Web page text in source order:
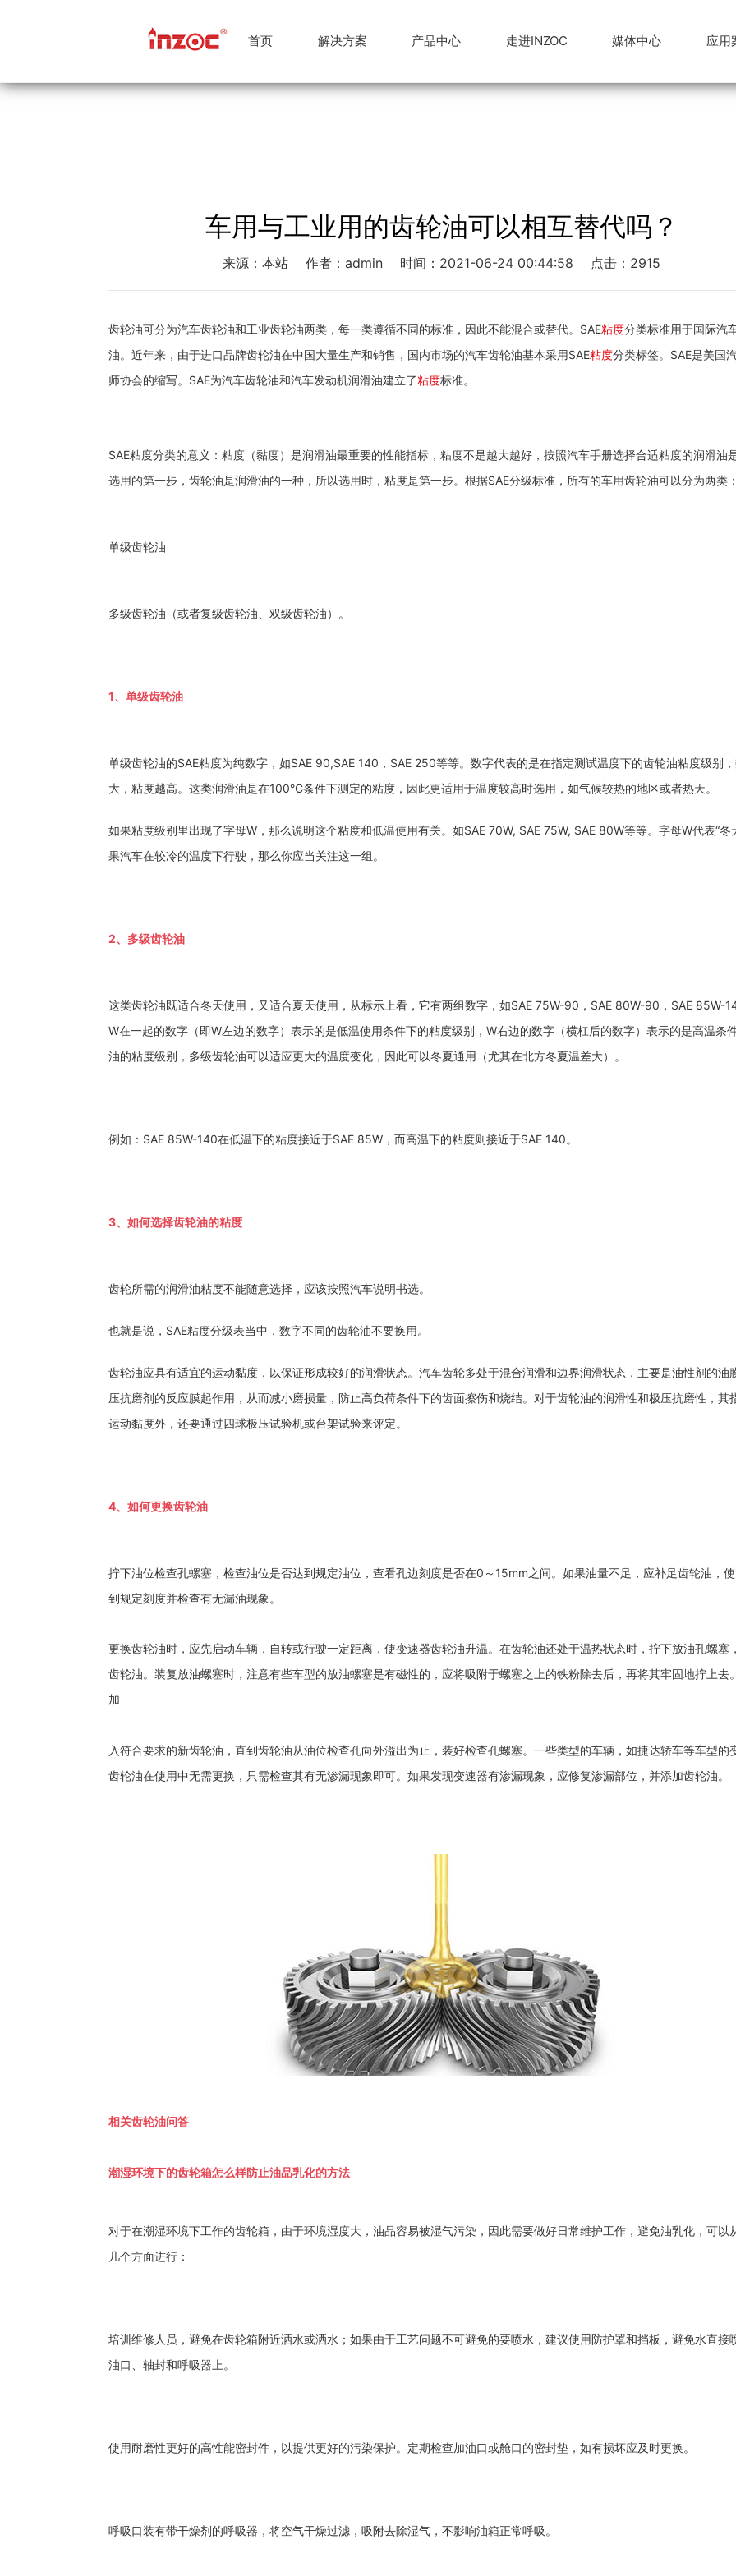
首页 解决方案 产品中心 走进INZOC 媒体中心 应用
车用与工业用的齿轮油可以相互替代吗？
来源：本站 作者：admin 时间：2021-06-24 00:44:58 点击：2915
齿轮油可分为汽车齿轮油和工业齿轮油两类，每一类遵循不同的标准，因此不能混合或替代。SAE粘度分类标准用于国际汽
油。近年来，由于进口品牌齿轮油在中国大量生产和销售，国内市场的汽车齿轮油基本采用SAE粘度分类标签。SAE是美国
师协会的缩写。SAE为汽车齿轮油和汽车发动机润滑油建立了粘度标准。
SAE粘度分类的意义：粘度（黏度）是润滑油最重要的性能指标，粘度不是越大越好，按照汽车手册选择合适粘度的润滑油
选用的第一步，齿轮油是润滑油的一种，所以选用时，粘度是第一步。根据SAE分级标准，所有的车用齿轮油可以分为两类：
单级齿轮油
多级齿轮油（或者复级齿轮油、双级齿轮油）。
1、单级齿轮油
单级齿轮油的SAE粘度为纯数字，如SAE 90,SAE 140，SAE 250等等。数字代表的是在指定测试温度下的齿轮油粘度级别
大，粘度越高。这类润滑油是在100°C条件下测定的粘度，因此更适用于温度较高时选用，如气候较热的地区或者热天。
如果粘度级别里出现了字母W，那么说明这个粘度和低温使用有关。如SAE 70W, SAE 75W, SAE 80W等等。字母W代表“冬
果汽车在较冷的温度下行驶，那么你应当关注这一组。
2、多级齿轮油
这类齿轮油既适合冬天使用，又适合夏天使用，从标示上看，它有两组数字，如SAE 75W-90，SAE 80W-90，SAE 85W-
W在一起的数字（即W左边的数字）表示的是低温使用条件下的粘度级别，W右边的数字（横杠后的数字）表示的是高温条
油的粘度级别，多级齿轮油可以适应更大的温度变化，因此可以冬夏通用（尤其在北方冬夏温差大）。
例如：SAE 85W-140在低温下的粘度接近于SAE 85W，而高温下的粘度则接近于SAE 140。
3、如何选择齿轮油的粘度
齿轮所需的润滑油粘度不能随意选择，应该按照汽车说明书选。
也就是说，SAE粘度分级表当中，数字不同的齿轮油不要换用。
齿轮油应具有适宜的运动黏度，以保证形成较好的润滑状态。汽车齿轮多处于混合润滑和边界润滑状态，主要是油性剂的油
压抗磨剂的反应膜起作用，从而减小磨损量，防止高负荷条件下的齿面擦伤和烧结。对于齿轮油的润滑性和极压抗磨性，其
运动黏度外，还要通过四球极压试验机或台架试验来评定。
4、如何更换齿轮油
拧下油位检查孔螺塞，检查油位是否达到规定油位，查看孔边刻度是否在0～15mm之间。如果油量不足，应补足齿轮油，
到规定刻度并检查有无漏油现象。
更换齿轮油时，应先启动车辆，自转或行驶一定距离，使变速器齿轮油升温。在齿轮油还处于温热状态时，拧下放油孔螺塞
齿轮油。装复放油螺塞时，注意有些车型的放油螺塞是有磁性的，应将吸附于螺塞之上的铁粉除去后，再将其牢固地拧上去
加
入符合要求的新齿轮油，直到齿轮油从油位检查孔向外溢出为止，装好检查孔螺塞。一些类型的车辆，如捷达轿车等车型的
齿轮油在使用中无需更换，只需检查其有无渗漏现象即可。如果发现变速器有渗漏现象，应修复渗漏部位，并添加齿轮油。
相关齿轮油问答
潮湿环境下的齿轮箱怎么样防止油品乳化的方法
对于在潮湿环境下工作的齿轮箱，由于环境湿度大，油品容易被湿气污染，因此需要做好日常维护工作，避免油乳化，可以
几个方面进行：
培训维修人员，避免在齿轮箱附近洒水或洒水；如果由于工艺问题不可避免的要喷水，建议使用防护罩和挡板，避免水直接
油口、轴封和呼吸器上。
使用耐磨性更好的高性能密封件，以提供更好的污染保护。定期检查加油口或舱口的密封垫，如有损坏应及时更换。
呼吸口装有带干燥剂的呼吸器，将空气干燥过滤，吸附去除湿气，不影响油箱正常呼吸。